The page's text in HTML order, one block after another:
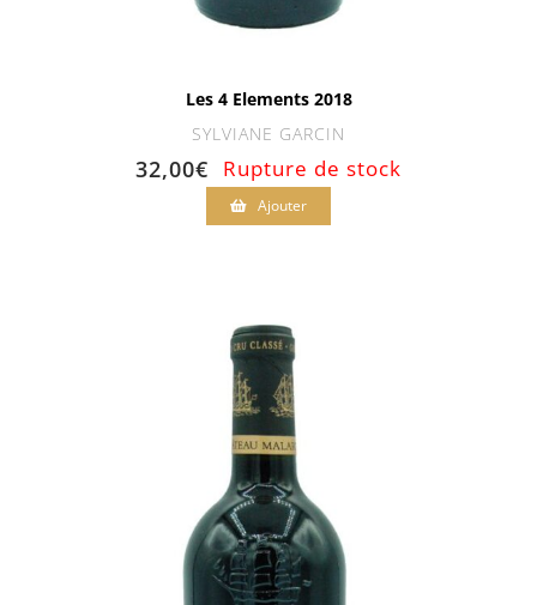
Les 4 Elements 2018
SYLVIANE GARCIN
32,00€ Rupture de stock
Ajouter